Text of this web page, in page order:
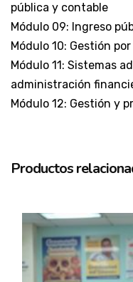
pública y contable
Módulo 09: Ingreso
Módulo 10: Gestión
Módulo 11: Sistemas
administración
Módulo 12: Gestión y
Productos